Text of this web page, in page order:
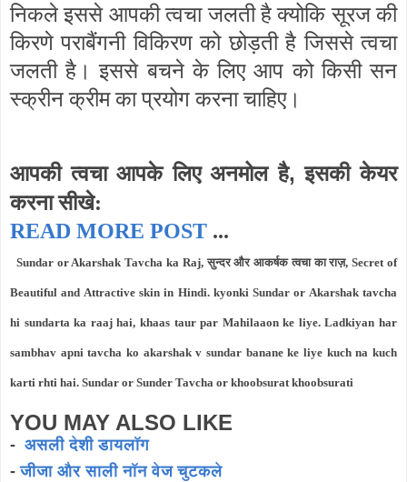
निकले इससे आपकी त्वचा जलती है क्योकि सूरज की
किरणे पराबैंगनी विकिरण को छोड़ती है जिससे त्वचा
जलती है। इससे बचने के लिए आप को किसी सन
स्क्रीन क्रीम का प्रयोग करना चाहिए।
आपकी त्वचा आपके लिए अनमोल है, इसकी केयर
करना सीखे:
READ MORE POST ...
Sundar or Akarshak Tavcha ka Raj, सुन्दर और आकर्षक त्वचा का राज़, Secret of
Beautiful and Attractive skin in Hindi. kyonki Sundar or Akarshak tavcha
hi sundarta ka raaj hai, khaas taur par Mahilaaon ke liye. Ladkiyan har
sambhav apni tavcha ko akarshak v sundar banane ke liye kuch na kuch
karti rhti hai. Sundar or Sunder Tavcha or khoobsurat khoobsurati
YOU MAY ALSO LIKE
- असली देशी डायलॉग
-जीजा और साली नॉन वेज चुटकले